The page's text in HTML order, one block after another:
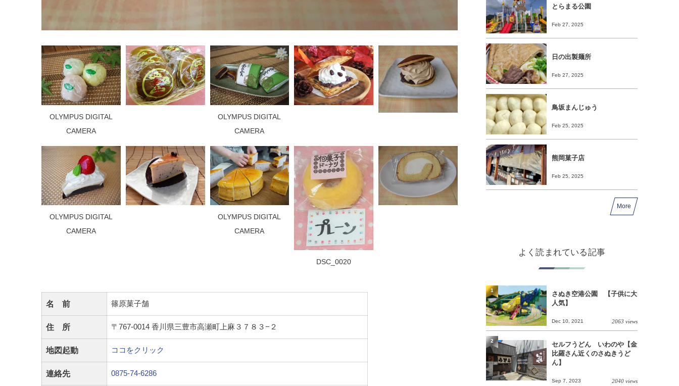
OLYMPUS DIGITAL
CAMERA
OLYMPUS DIGITAL
CAMERA
OLYMPUS DIGITAL
CAMERA
OLYMPUS DIGITAL
CAMERA
DSC_0020
名 前 篠原菓子舗
住 所 〒767-0014 香川県三豊市高瀬町上麻３７８３−２
地図起動 ココをクリック
連絡先 0875-74-6286
とらまる公園
Feb 27, 2025
日の出製麺所
Feb 27, 2025
鳥坂まんじゅう
Feb 25, 2025
熊岡菓子店
Feb 25, 2025
More
よく読まれている記事
さぬき空港公園 【子供に大
人気】
Dec 10, 2021 2063 views
1
セルフうどん いわのや【金
比羅さん近くのさぬきうど
ん】
Sep 7, 2023 2040 views
2